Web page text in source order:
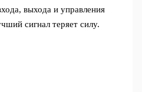
выхода и управления
сигнал теряет силу.